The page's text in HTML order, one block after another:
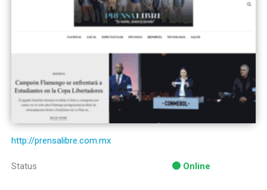
http://prensalibre.com.mx
Status Online